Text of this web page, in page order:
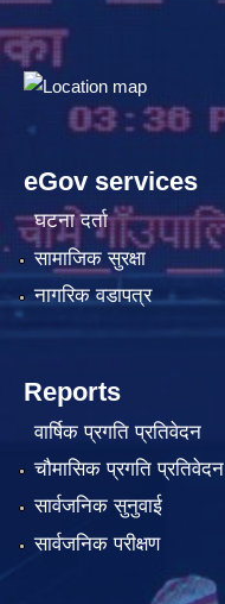
eGov services
घटना दर्ता
सामाजिक सुरक्षा
नागरिक वडापत्र
Reports
वार्षिक प्रगति प्रतिवेदन
चौमासिक प्रगति प्रतिवेदन
सार्वजनिक सुनुवाई
सार्वजनिक परीक्षण